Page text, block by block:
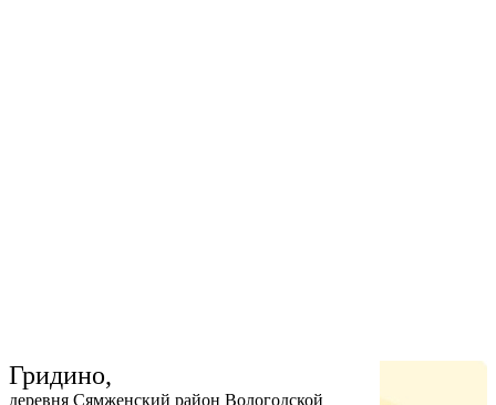
Гридино,
деревня Сямженский район Вологодской